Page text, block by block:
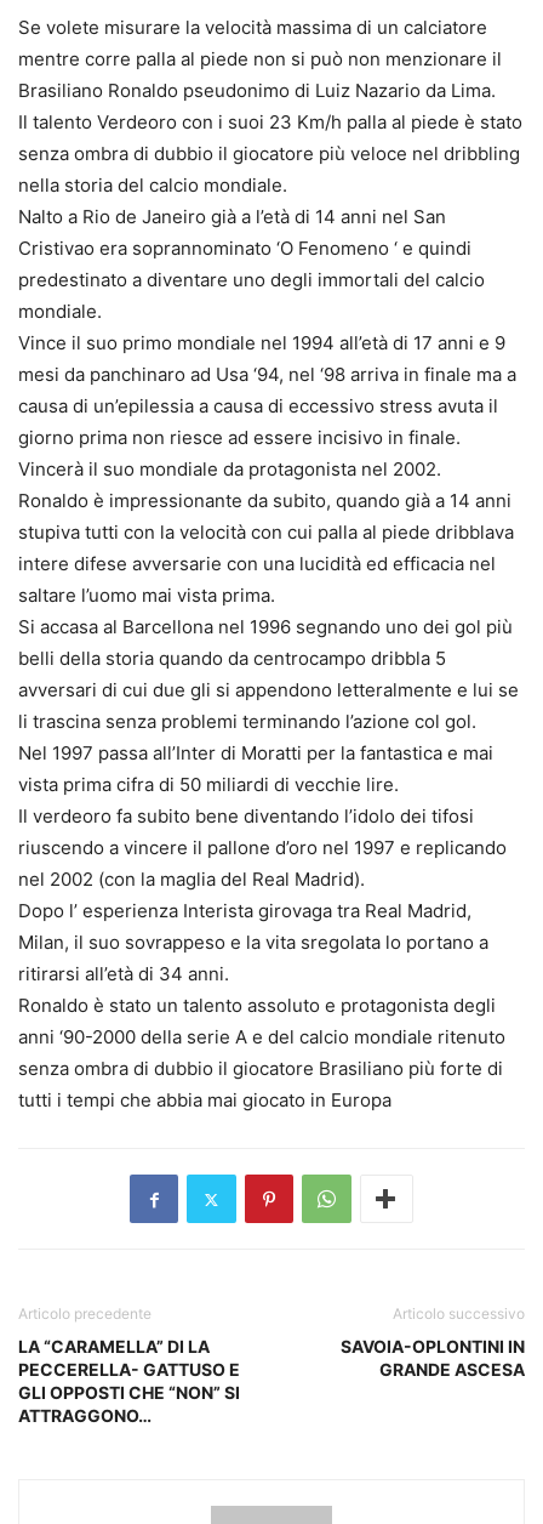
Se volete misurare la velocità massima di un calciatore
mentre corre palla al piede non si può non menzionare il
Brasiliano Ronaldo pseudonimo di Luiz Nazario da Lima.
Il talento Verdeoro con i suoi 23 Km/h palla al piede è stato
senza ombra di dubbio il giocatore più veloce nel dribbling
nella storia del calcio mondiale.
Nalto a Rio de Janeiro già a l’età di 14 anni nel San
Cristivao era soprannominato ‘O Fenomeno ‘ e quindi
predestinato a diventare uno degli immortali del calcio
mondiale.
Vince il suo primo mondiale nel 1994 all’età di 17 anni e 9
mesi da panchinaro ad Usa ‘94, nel ‘98 arriva in finale ma a
causa di un’epilessia a causa di eccessivo stress avuta il
giorno prima non riesce ad essere incisivo in finale.
Vincerà il suo mondiale da protagonista nel 2002.
Ronaldo è impressionante da subito, quando già a 14 anni
stupiva tutti con la velocità con cui palla al piede dribblava
intere difese avversarie con una lucidità ed efficacia nel
saltare l’uomo mai vista prima.
Si accasa al Barcellona nel 1996 segnando uno dei gol più
belli della storia quando da centrocampo dribbla 5
avversari di cui due gli si appendono letteralmente e lui se
li trascina senza problemi terminando l’azione col gol.
Nel 1997 passa all’Inter di Moratti per la fantastica e mai
vista prima cifra di 50 miliardi di vecchie lire.
Il verdeoro fa subito bene diventando l’idolo dei tifosi
riuscendo a vincere il pallone d’oro nel 1997 e replicando
nel 2002 (con la maglia del Real Madrid).
Dopo l’ esperienza Interista girovaga tra Real Madrid,
Milan, il suo sovrappeso e la vita sregolata lo portano a
ritirarsi all’età di 34 anni.
Ronaldo è stato un talento assoluto e protagonista degli
anni ‘90-2000 della serie A e del calcio mondiale ritenuto
senza ombra di dubbio il giocatore Brasiliano più forte di
tutti i tempi che abbia mai giocato in Europa
Articolo precedente
LA “CARAMELLA” DI LA
PECCERELLA- GATTUSO E
GLI OPPOSTI CHE “NON” SI
ATTRAGGONO…
Articolo successivo
SAVOIA-OPLONTINI IN
GRANDE ASCESA